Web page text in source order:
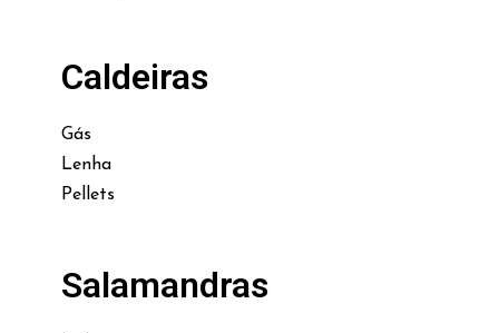
Caldeiras
Gás
Lenha
Pellets
Salamandras